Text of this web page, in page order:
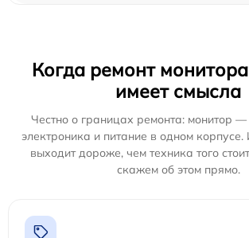
Когда ремонт
имеет смысла
Честно о границах ремонта: монитор —
электроника и питание в одном
выходит дороже, чем техника того
скажем об этом прямо.